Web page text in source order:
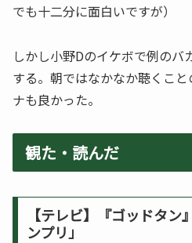
でも十二分に面白いですが）
しかし小野Dのイケボで例のバ
する。朝ではなかなか聴くこ
ナも良かった。
観た・読んだ
【テレビ】『ゴッドタ
ンプリ」